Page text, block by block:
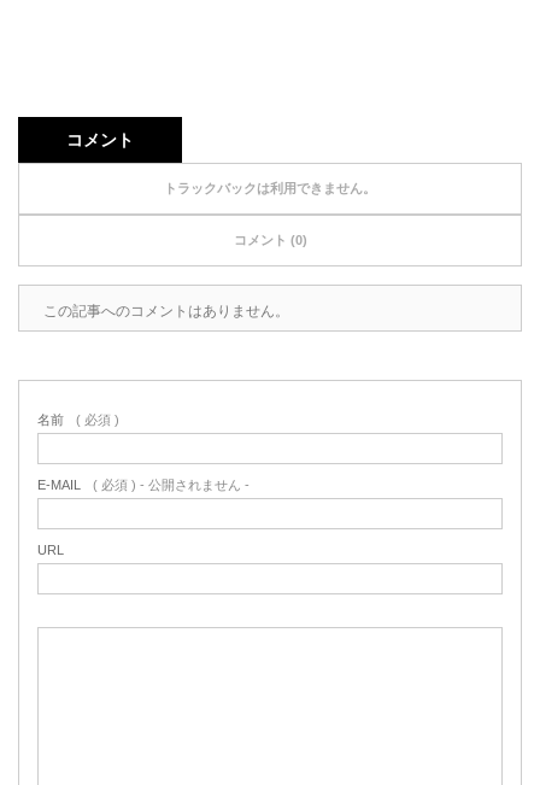
コメント
トラックバックは利用できません。
コメント (0)
この記事へのコメントはありません。
名前 ( 必須 )
E-MAIL ( 必須 ) - 公開されません -
URL